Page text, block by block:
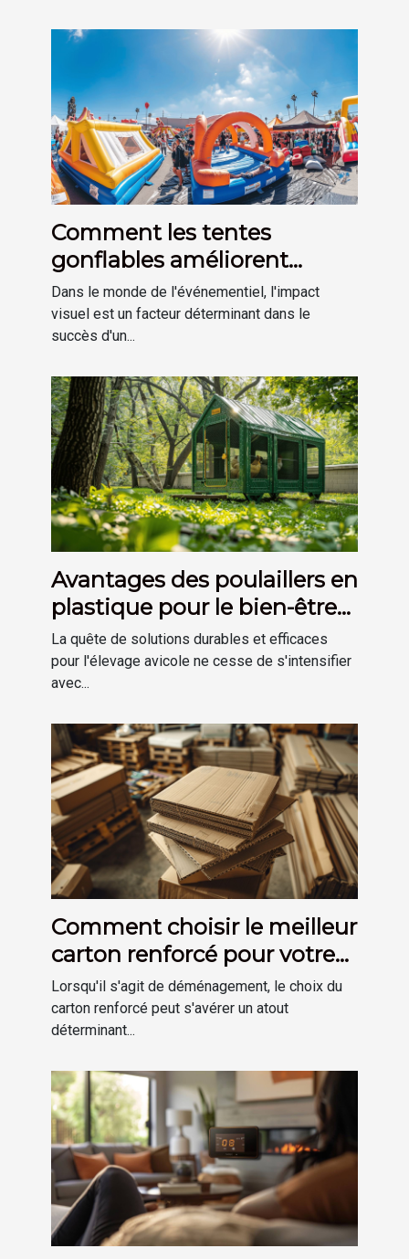
Comment les tentes
gonflables améliorent
l'impact visuel des
événements
Dans le monde de l'événementiel, l'impact
visuel est un facteur déterminant dans le
succès d'un...
Avantages des poulaillers en
plastique pour le bien-être
des poules
La quête de solutions durables et efficaces
pour l'élevage avicole ne cesse de s'intensifier
avec...
Comment choisir le meilleur
carton renforcé pour votre
déménagement
Lorsqu'il s'agit de déménagement, le choix du
carton renforcé peut s'avérer un atout
déterminant...